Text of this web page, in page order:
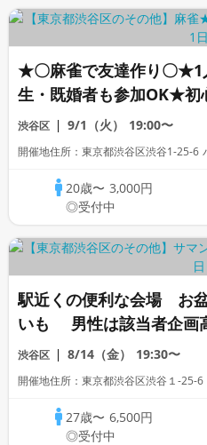
★〇麻雀で友達作り〇★1
生・既婚者も参加OK★
心者向けリーグ戦★｜社会
サークル☆ルールスターズ
渋谷区 9/1（火） 19:00〜
開催地住所：東京都渋谷区渋谷1-25-6
20歳〜 3,000円
◎受付中
駅近くの便利な会場 お
いも 男性は該当者企画
飲み放題オフ会豊富な５０種
身長」「一部上場企業大
限定」
渋谷区 8/14（金） 19:30〜
開催地住所：東京都渋谷区渋谷１-25-
27歳〜 6,500円
◎受付中